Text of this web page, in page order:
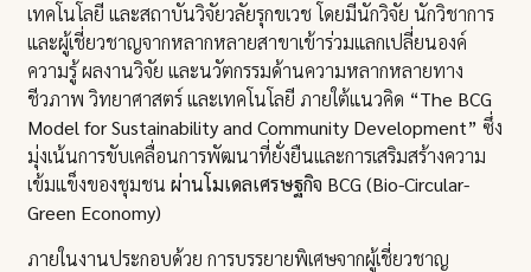
เทคโนโลยี และสถาบันวิจัยวลัยรุกขเวช โดยมีนักวิจัย นักวิชาการ
และผู้เชี่ยวชาญจากหลากหลายสาขาเข้าร่วมแลกเปลี่ยนองค์
ความรู้ ผลงานวิจัย และนวัตกรรมด้านความหลากหลายทาง
ชีวภาพ วิทยาศาสตร์ และเทคโนโลยี ภายใต้แนวคิด “The BCG
Model for Sustainability and Community Development” ซึ่ง
มุ่งเน้นการขับเคลื่อนการพัฒนาที่ยั่งยืนและการเสริมสร้างความ
เข้มแข็งของชุมชนผ่านโมเดลเศรษฐกิจ BCG (Bio-Circular-
Green Economy)
ภายในงานประกอบด้วย การบรรยายพิเศษจากผู้เชี่ยวชาญ